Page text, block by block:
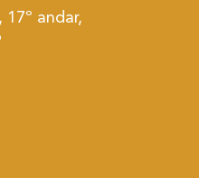
17º andar,